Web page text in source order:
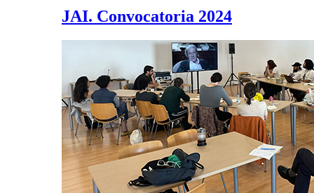
JAI. Convocatoria 2024